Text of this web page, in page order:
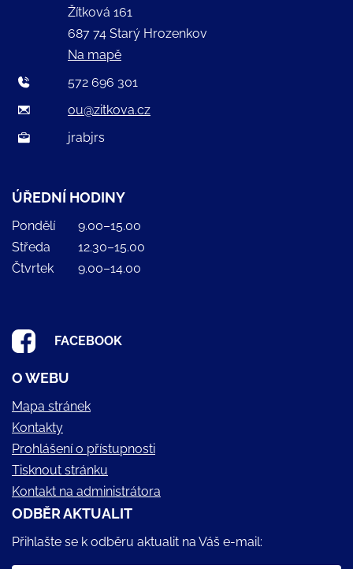
Žítková 161
687 74 Starý Hrozenkov
Na mapě
572 696 301
ou@zitkova.cz
jrabjrs
ÚŘEDNÍ HODINY
Pondělí
9.00–15.00
Středa
12.30–15.00
Čtvrtek
9.00–14.00
FACEBOOK
O WEBU
Mapa stránek
Kontakty
Prohlášení o přístupnosti
Tisknout stránku
Kontakt na administrátora
ODBĚR AKTUALIT
Přihlašte se k odběru aktualit na Váš e-mail: